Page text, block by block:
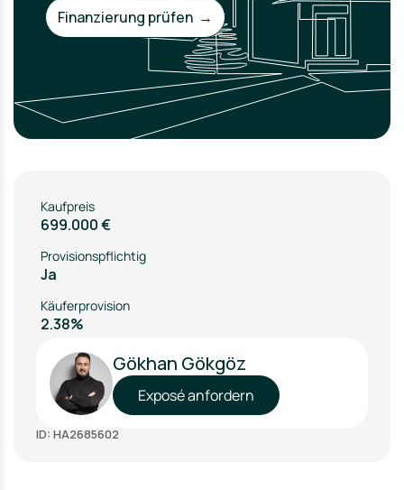
Finanzierung prüfen →
Kaufpreis
699.000 €
Provisionspflichtig
Ja
Käuferprovision
2.38%
Gökhan Gökgöz
Exposé anfordern
ID: HA2685602